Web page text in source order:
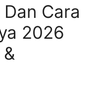
Cara
2026